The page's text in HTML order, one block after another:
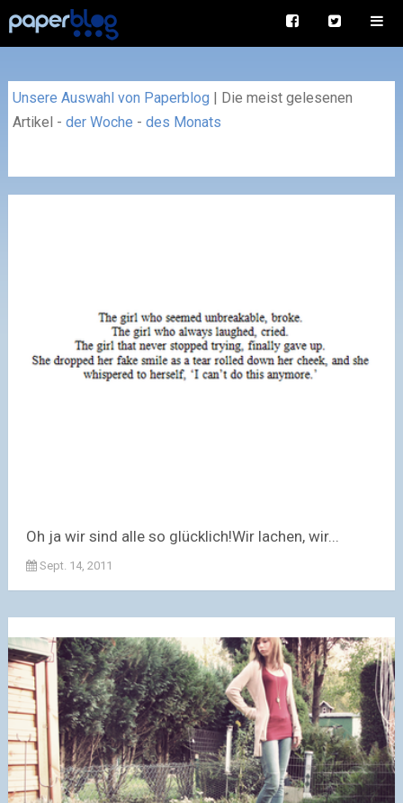
Unsere Auswahl von Paperblog | Die meist gelesenen
Artikel - der Woche - des Monats
Oh ja wir sind alle so glücklich!Wir lachen, wir...
Sept. 14, 2011